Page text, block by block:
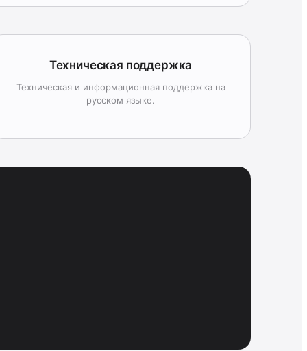
Техническая поддержка
Техническая и информационная поддержка на
русском языке.